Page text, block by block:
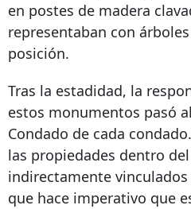
en postes de madera
representaban con
posición.
Tras la estadidad, la
estos monumentos pasó
Condado de cada
las propiedades dentro
indirectamente
que hace imperativo que